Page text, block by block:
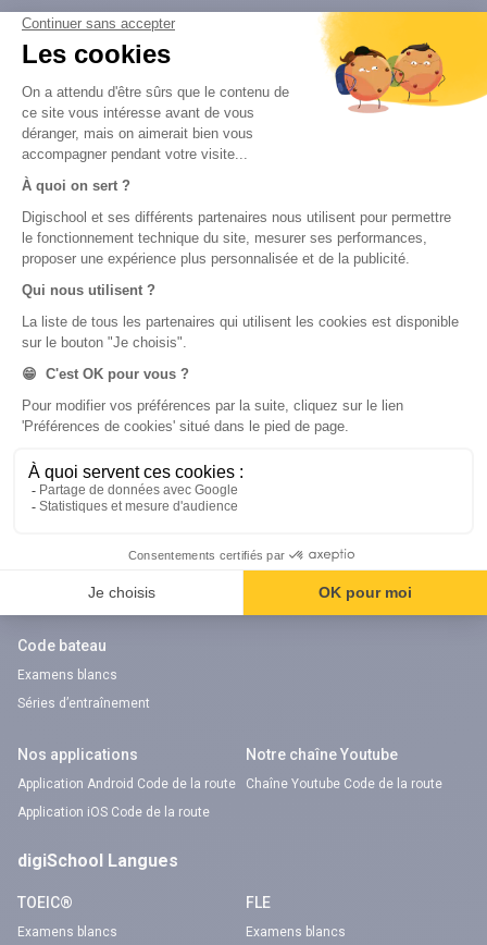
Brevet des collèges
Application Android Éducation
Application iOS Éducation
Nos chaînes youtube
Chaîne Youtube Collège
Chaîne Youtube Lycée
digiSchool Orientation
Orientation
Diplômes
Formations
Écoles
Nos applications
Application Android Pitangoo
Chaîne Youtube Orientation
digiSchool Code
Code auto
Code gratuit
Réserver une session
Code gratuit
Code bateau
Examens blancs
Séries d’entraînement
Nos applications
Application Android Code de la route
Application iOS Code de la route
Notre chaîne Youtube
Chaîne Youtube Code de la route
digiSchool Langues
TOEIC®
Examens blancs
FLE
Examens blancs